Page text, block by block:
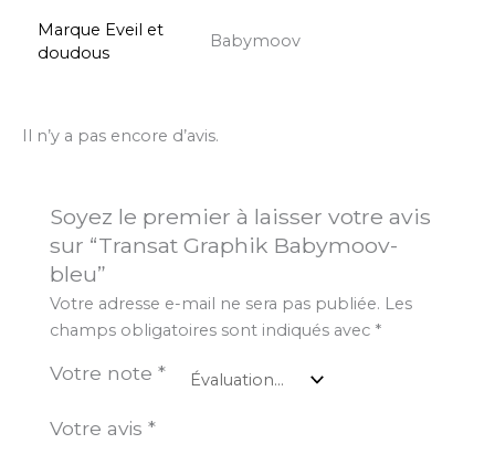
Marque Eveil et
doudous
Babymoov
Il n’y a pas encore d’avis.
Soyez le premier à laisser votre avis
sur “Transat Graphik Babymoov-
bleu”
Votre adresse e-mail ne sera pas publiée. Les
champs obligatoires sont indiqués avec *
Votre note*
Votre avis*